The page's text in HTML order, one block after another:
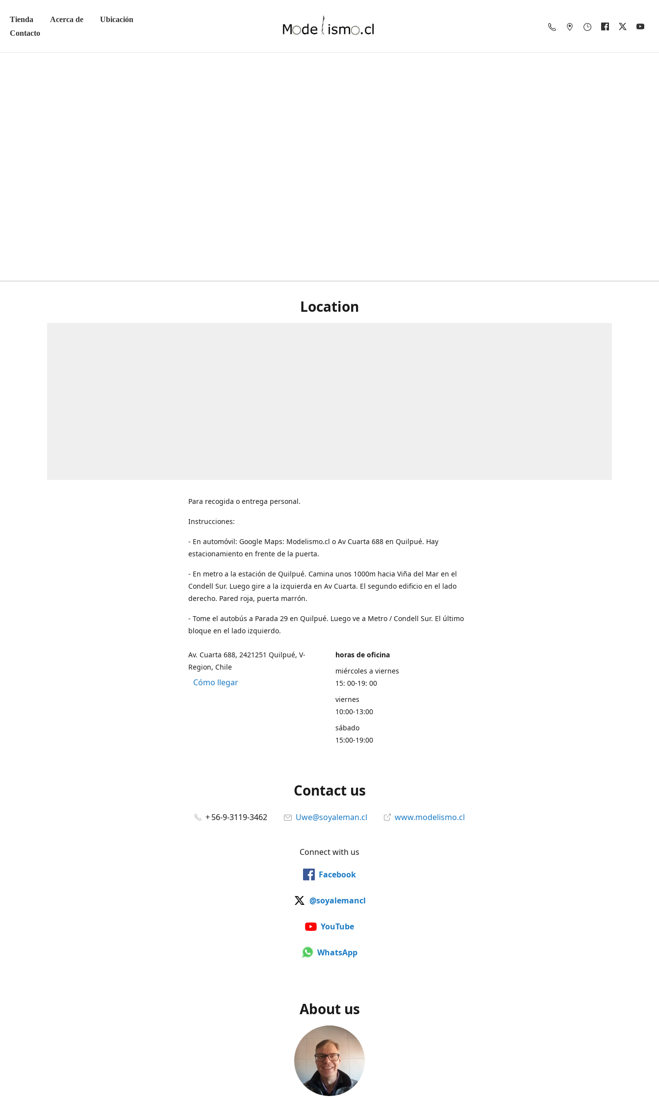
Tienda Acerca de
Ubicación
Contacto
Location
Para recogida o entrega personal.
Instrucciones:
- En automóvil: Google Maps: Modelismo.cl o Av Cuarta 688 en Quilpué. Hay
estacionamiento en frente de la puerta.
- En metro a la estación de Quilpué. Camina unos 1000m hacia Viña del Mar en el
Condell Sur. Luego gire a la izquierda en Av Cuarta. El segundo edificio en el lado
derecho. Pared roja, puerta marrón.
- Tome el autobús a Parada 29 en Quilpué. Luego ve a Metro / Condell Sur. El último
bloque en el lado izquierdo.
Av. Cuarta 688, 2421251 Quilpué, V-
Region, Chile
Cómo llegar
horas de oficina
miércoles a viernes
15: 00-19: 00
viernes
10:00-13:00
sábado
15:00-19:00
Contact us
+ 56-9-3119-3462 Uwe@soyaleman.cl www.modelismo.cl
Connect with us
Facebook
@soyalemancl
YouTube
WhatsApp
About us